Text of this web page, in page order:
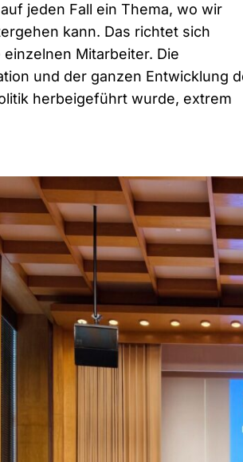
jeden Fall ein Thema, wo wir
kann. Das richtet sich
Mitarbeiter. Die
und der ganzen Entwicklung
herbeigeführt wurde, extrem